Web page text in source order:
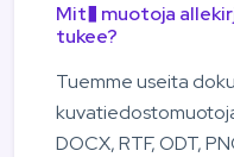
Mit� muotoja
tukee?
Tuemme useita
DOCX, RTF, ODT,